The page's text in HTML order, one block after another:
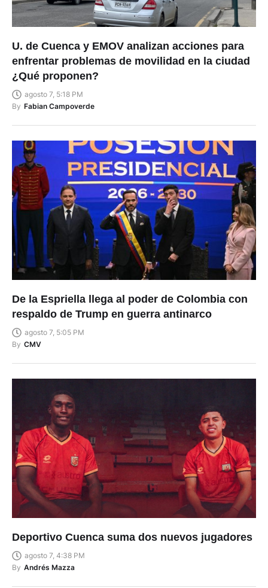
U. de Cuenca y EMOV analizan acciones para
enfrentar problemas de movilidad en la ciudad
¿Qué proponen?
agosto 7, 5:18 PM
By Fabian Campoverde
De la Espriella llega al poder de Colombia con
respaldo de Trump en guerra antinarco
agosto 7, 5:05 PM
By CMV
Deportivo Cuenca suma dos nuevos jugadores
agosto 7, 4:38 PM
By Andrés Mazza